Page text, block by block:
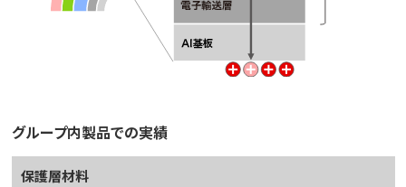
グループ内製品での実績
保護層材料